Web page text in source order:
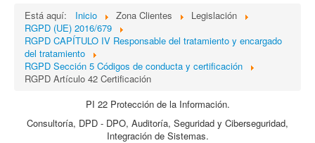
Está aquí: Inicio Zona Clientes
Legislación
RGPD (UE) 2016/679
RGPD CAPÍTULO IV Responsable del tratamiento y encargado
del tratamiento
RGPD Sección 5 Códigos de conducta y certificación
RGPD Artículo 42 Certificación
PI 22 Protección de la Información.
Consultoría, DPD - DPO, Auditoría, Seguridad y Ciberseguridad,
Integración de Sistemas.